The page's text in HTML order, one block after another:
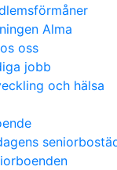
Alma
oss
jobb
och hälsa